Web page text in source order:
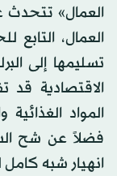
العمال» تتحدث
العمال،
تسليمها إلى
الاقتصادية
المواد
فضلاً عن شح
انهيار شبه